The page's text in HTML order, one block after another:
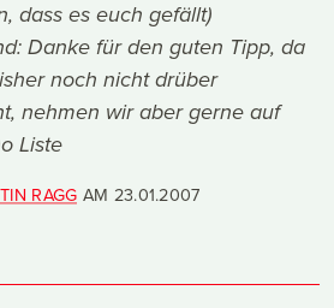
dass es euch gefällt)
Danke für den guten Tipp, da
noch nicht drüber
nehmen wir aber gerne auf
Liste
RAGG AM 23.01.2007